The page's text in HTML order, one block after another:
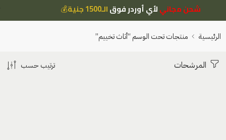
شحن مجانيلأي أوردر فوقالـ1500 جنية 💰
الرئيسية منتجات تحت الوسم “أثاث تخييم”
المرشحات ترتيب حسب